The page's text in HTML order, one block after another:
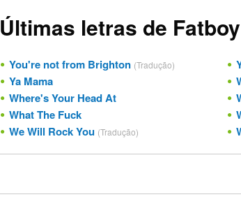
Últimas letras de
You're not from Brighton (Tradução)
Ya Mama
Where's Your Head At
What The Fuck
We Will Rock You (Tradução)